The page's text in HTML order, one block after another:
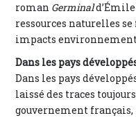
roman Germinal
ressources naturelles
impacts
Dans les pays
Dans les pays
laissé des traces
gouvernement français,